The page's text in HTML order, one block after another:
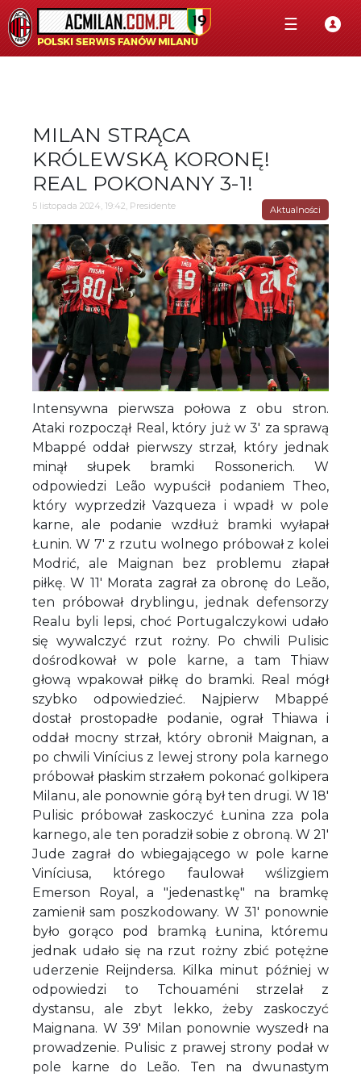
☰
MILAN STRĄCA
KRÓLEWSKĄ KORONĘ!
REAL POKONANY 3-1!
5 listopada 2024, 19:42, Presidente Aktualności
Intensywna pierwsza połowa z obu stron.
Ataki rozpoczął Real, który już w 3' za sprawą
Mbappé oddał pierwszy strzał, który jednak
minął słupek bramki Rossonerich. W
odpowiedzi Leão wypuścił podaniem Theo,
który wyprzedził Vazqueza i wpadł w pole
karne, ale podanie wzdłuż bramki wyłapał
Łunin. W 7' z rzutu wolnego próbował z kolei
Modrić, ale Maignan bez problemu złapał
piłkę. W 11' Morata zagrał za obronę do Leão,
ten próbował dryblingu, jednak defensorzy
Realu byli lepsi, choć Portugalczykowi udało
się wywalczyć rzut rożny. Po chwili Pulisic
dośrodkował w pole karne, a tam Thiaw
głową wpakował piłkę do bramki. Real mógł
szybko odpowiedzieć. Najpierw Mbappé
dostał prostopadłe podanie, ograł Thiawa i
oddał mocny strzał, który obronił Maignan, a
po chwili Vinícius z lewej strony pola karnego
próbował płaskim strzałem pokonać golkipera
Milanu, ale ponownie górą był ten drugi. W 18'
Pulisic próbował zaskoczyć Łunina zza pola
karnego, ale ten poradził sobie z obroną. W 21'
Jude zagrał do wbiegającego w pole karne
Viníciusa, którego faulował wślizgiem
Emerson Royal, a "jedenastkę" na bramkę
zamienił sam poszkodowany. W 31' ponownie
było gorąco pod bramką Łunina, któremu
jednak udało się na rzut rożny zbić potężne
uderzenie Reijndersa. Kilka minut później w
odpowiedzi to Tchouaméni strzelał z
dystansu, ale zbyt lekko, żeby zaskoczyć
Maignana. W 39' Milan ponownie wyszedł na
prowadzenie. Pulisic z prawej strony podał w
pole karne do Leão. Ten na dwunastym